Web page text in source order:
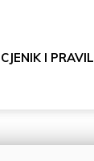
CJENIK I